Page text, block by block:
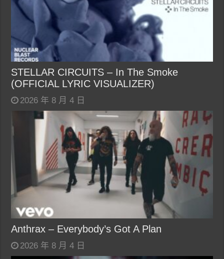
STELLAR CIRCUITS – In The Smoke
(OFFICIAL LYRIC VISUALIZER)
2026 年 8 月 4 日
Anthrax – Everybody’s Got A Plan
2026 年 8 月 4 日